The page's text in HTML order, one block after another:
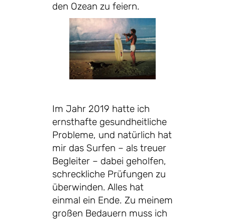
den Ozean zu feiern.
Im Jahr 2019 hatte ich
ernsthafte gesundheitliche
Probleme, und natürlich hat
mir das Surfen – als treuer
Begleiter – dabei geholfen,
schreckliche Prüfungen zu
überwinden. Alles hat
einmal ein Ende. Zu meinem
großen Bedauern muss ich